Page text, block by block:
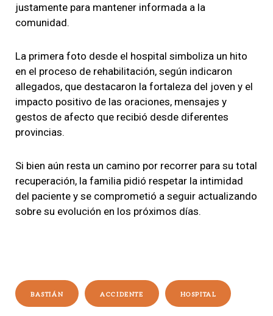
justamente para mantener informada a la
comunidad.
La primera foto desde el hospital simboliza un hito
en el proceso de rehabilitación, según indicaron
allegados, que destacaron la fortaleza del joven y el
impacto positivo de las oraciones, mensajes y
gestos de afecto que recibió desde diferentes
provincias.
Si bien aún resta un camino por recorrer para su total
recuperación, la familia pidió respetar la intimidad
del paciente y se comprometió a seguir actualizando
sobre su evolución en los próximos días.
BASTIÁN ACCIDENTE HOSPITAL